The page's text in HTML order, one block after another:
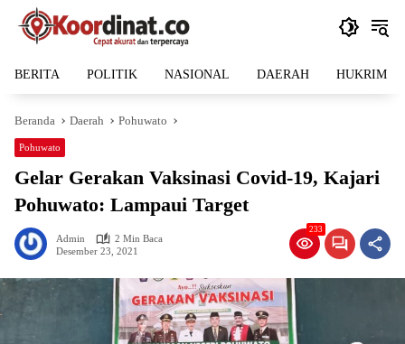
Langsung
BERITA POLITIK NASIONAL DAERAH HUKRIM
Beranda Daerah Pohuwato
Pohuwato
Gelar Gerakan Vaksinasi Covid-19, Kajari
Pohuwato: Lampaui Target
Admin
2 Min Baca
Desember 23, 2021
233